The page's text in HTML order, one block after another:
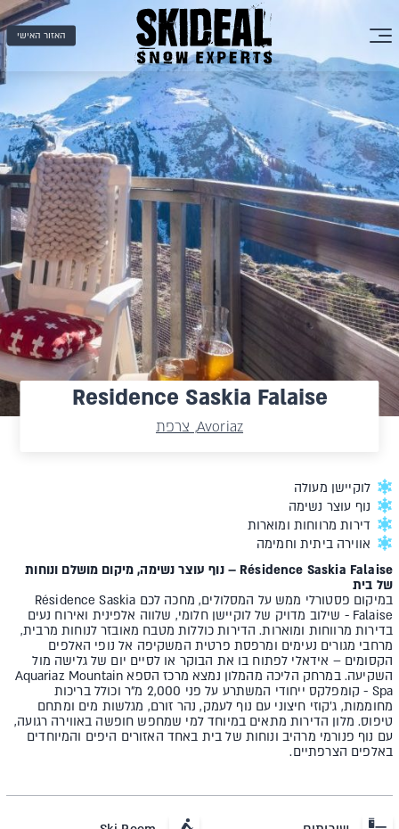
האזור האישי
Residence Saskia Falaise
Avoriaz, צרפת
לוקיישן מעולה
נוף עוצר נשימה
דירות מרווחות ומוארות
אווירה ביתית וחמימה
Résidence Saskia Falaise – נוף עוצר נשימה, מיקום מושלם ונוחות
של בית
במיקום פסטורלי ממש על המסלולים, מחכה לכם Résidence Saskia
Falaise - שילוב מדויק של לוקיישן חלומי, שלווה אלפינית ואירוח נעים
בדירות מרווחות ומוארות. הדירות כוללות מטבח מאובזר לנוחות מרבית,
מרחבי מגורים נעימים ומרפסת פרטית המשקיפה אל נופי האלפים
הקסומים – אידאלי לפתוח בו את הבוקר או לסיים יום של גלישה מול
השקיעה. במרחק הליכה מהמלון נמצא מרכז הספא Aquariaz Mountain
Spa - קומפלקס ייחודי המשתרע על פני 2,000 מ"ר וכולל בריכות
מחוממות, ג'קוזי חיצוני עם נוף לעמק, נהר זורם, מגלשות מים ומתחם
טיפוס. מלון הדירות מתאים במיוחד למי שמחפש חופשה באווירה רגועה,
עם נוף פנורמי מרהיב ונוחות של בית באחד האזורים היפים והמיוחדים
באלפים הצרפתיים.